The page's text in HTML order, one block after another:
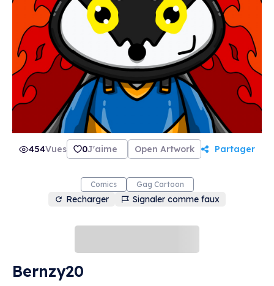
454Vues 0J'aime Open Artwork Partager
Comics Gag Cartoon
Recharger Signaler comme faux
Bernzy20